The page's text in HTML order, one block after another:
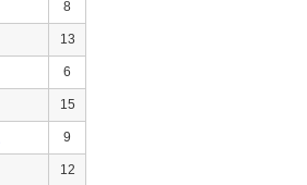
8
13
6
15
9
12